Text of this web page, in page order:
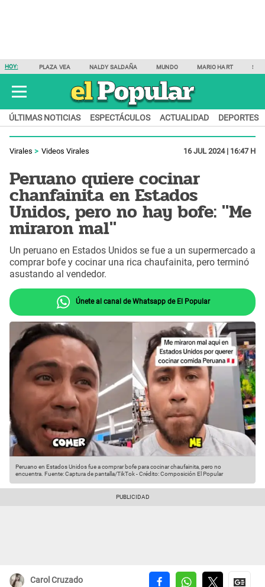
HOY: PLAZA VEA NALDY SALDAÑA MUNDO MARIO HART
ÚLTIMAS NOTICIAS ESPECTÁCULOS ACTUALIDAD DEPORTES
Virales Videos Virales 16 JUL 2024 | 16:47 H
Peruano quiere cocinar
chanfainita en Estados
Unidos, pero no hay bofe: "Me
miraron mal"
Un peruano en Estados Unidos se fue a un supermercado a
comprar bofe y cocinar una rica chaufainita, pero terminó
asustando al vendedor.
Únete al canal de Whatsapp de El Popular
Peruano en Estados Unidos fue a comprar bofe para cocinar chaufainita, pero no
encuentra. Fuente: Captura de pantalla/TikTok-Crédito: Composición El Popular
Carol Cruzado